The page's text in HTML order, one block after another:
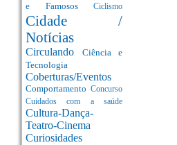
e Famosos Ciclismo
Cidade /
Notícias
Circulando Ciência e
Tecnologia
Coberturas/Eventos
Comportamento Concurso
Cuidados com a saúde
Cultura-Dança-
Teatro-Cinema
Curiosidades